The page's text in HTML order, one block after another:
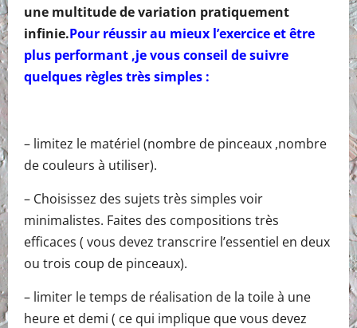
une multitude de variation pratiquement
infinie.Pour réussir au mieux l’exercice et être
plus performant ,je vous conseil de suivre
quelques règles très simples :
– limitez le matériel (nombre de pinceaux ,nombre
de couleurs à utiliser).
– Choisissez des sujets très simples voir
minimalistes. Faites des compositions très
efficaces ( vous devez transcrire l’essentiel en deux
ou trois coup de pinceaux).
– limiter le temps de réalisation de la toile à une
heure et demi ( ce qui implique que vous devez